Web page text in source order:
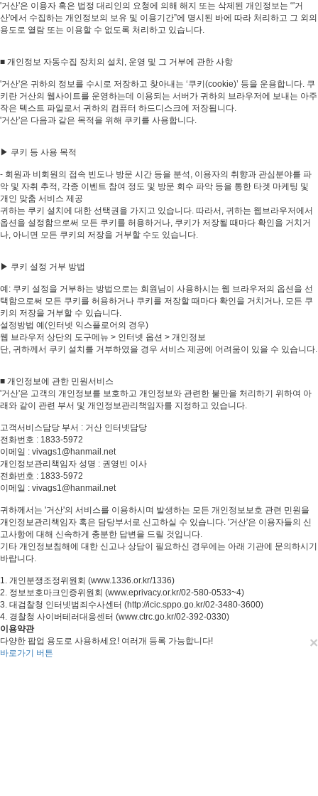
'거산'은 이용자 혹은 법정 대리인의 요청에 의해 해지 또는 삭제된 개인정보는 “'거
산'에서 수집하는 개인정보의 보유 및 이용기간”에 명시된 바에 따라 처리하고 그 외의
용도로 열람 또는 이용할 수 없도록 처리하고 있습니다.
■ 개인정보 자동수집 장치의 설치, 운영 및 그 거부에 관한 사항
'거산'은 귀하의 정보를 수시로 저장하고 찾아내는 ‘쿠키(cookie)’ 등을 운용합니다. 쿠
키란 거산의 웹사이트를 운영하는데 이용되는 서버가 귀하의 브라우저에 보내는 아주
작은 텍스트 파일로서 귀하의 컴퓨터 하드디스크에 저장됩니다.
'거산'은 다음과 같은 목적을 위해 쿠키를 사용합니다.
▶ 쿠키 등 사용 목적
- 회원과 비회원의 접속 빈도나 방문 시간 등을 분석, 이용자의 취향과 관심분야를 파
악 및 자취 추적, 각종 이벤트 참여 정도 및 방문 회수 파악 등을 통한 타겟 마케팅 및
개인 맞춤 서비스 제공
귀하는 쿠키 설치에 대한 선택권을 가지고 있습니다. 따라서, 귀하는 웹브라우저에서
옵션을 설정함으로써 모든 쿠키를 허용하거나, 쿠키가 저장될 때마다 확인을 거치거
나, 아니면 모든 쿠키의 저장을 거부할 수도 있습니다.
▶ 쿠키 설정 거부 방법
예: 쿠키 설정을 거부하는 방법으로는 회원님이 사용하시는 웹 브라우저의 옵션을 선
택함으로써 모든 쿠키를 허용하거나 쿠키를 저장할 때마다 확인을 거치거나, 모든 쿠
키의 저장을 거부할 수 있습니다.
설정방법 예(인터넷 익스플로어의 경우)
웹 브라우저 상단의 도구메뉴 > 인터넷 옵션 > 개인정보
단, 귀하께서 쿠키 설치를 거부하였을 경우 서비스 제공에 어려움이 있을 수 있습니다.
■ 개인정보에 관한 민원서비스
'거산'은 고객의 개인정보를 보호하고 개인정보와 관련한 불만을 처리하기 위하여 아
래와 같이 관련 부서 및 개인정보관리책임자를 지정하고 있습니다.
고객서비스담당 부서 : 거산 인터넷담당
전화번호 : 1833-5972
이메일 : vivags1@hanmail.net
개인정보관리책임자 성명 : 권영빈 이사
전화번호 : 1833-5972
이메일 : vivags1@hanmail.net
귀하께서는 '거산'의 서비스를 이용하시며 발생하는 모든 개인정보보호 관련 민원을
개인정보관리책임자 혹은 담당부서로 신고하실 수 있습니다. '거산'은 이용자들의 신
고사항에 대해 신속하게 충분한 답변을 드릴 것입니다.
기타 개인정보침해에 대한 신고나 상담이 필요하신 경우에는 아래 기관에 문의하시기
바랍니다.
1. 개인분쟁조정위원회 (www.1336.or.kr/1336)
2. 정보보호마크인증위원회 (www.eprivacy.or.kr/02-580-0533~4)
3. 대검찰청 인터넷범죄수사센터 (http://icic.sppo.go.kr/02-3480-3600)
4. 경찰청 사이버테러대응센터 (www.ctrc.go.kr/02-392-0330)
이용약관
×
다양한 팝업 용도로 사용하세요! 여러개 등록 가능합니다!
바로가기 버튼